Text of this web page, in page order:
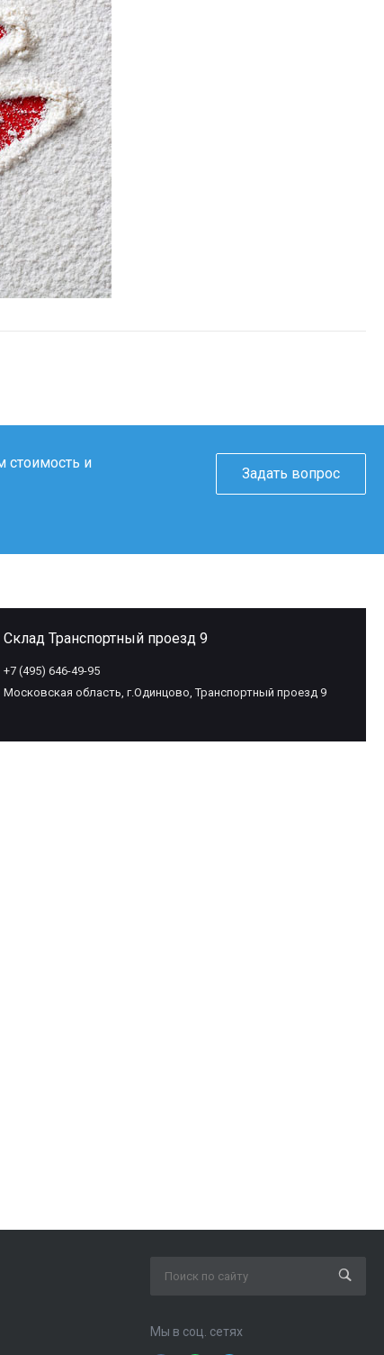
стоимость и
Задать вопрос
Склад Транспортный проезд 9
+7 (495) 646-49-95
Московская область, г.Одинцово, Транспортный проезд 9
Мы в соц. сетях